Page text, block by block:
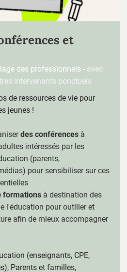
et
des professionnels - avec
intervenants ponctuels
de ressources de vie pour
jeunes !
des conférences à
intéressés par les
(parents,
pour sensibiliser sur ces
formations à destination des
l'éducation pour outiller et
afin de mieux accompagner
(enseignants, CPE,
Parents et familles,